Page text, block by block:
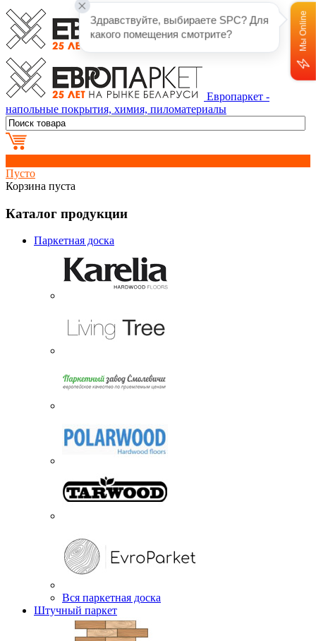
Европаркет -
напольные покрытия, химия, пиломатериалы
Пусто
Корзина пуста
Каталог продукции
Паркетная доска
Вся паркетная доска
Штучный паркет
Здравствуйте, выбираете SPC? Для
какого помещения смотрите?
Мы Online